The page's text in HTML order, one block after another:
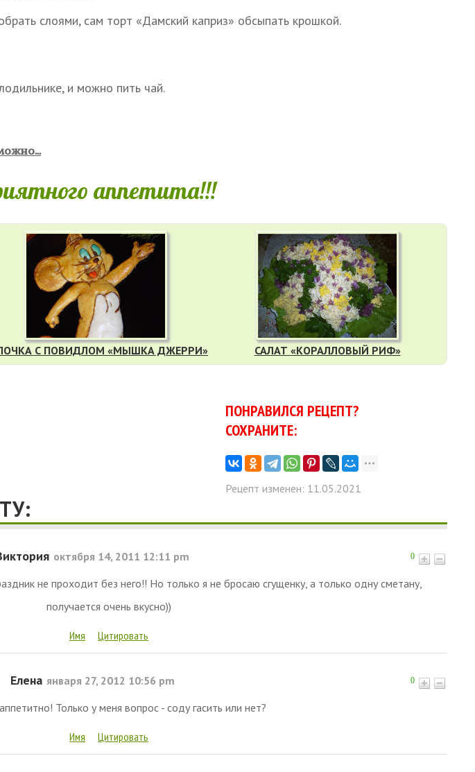
слоями, сам торт «Дамский каприз» обсыпать крошкой.
и можно пить чай.
аппетита!!!
С ПОВИДЛОМ «МЫШКА ДЖЕРРИ» САЛАТ «КОРАЛЛОВЫЙ РИФ»
ПОНРАВИЛСЯ РЕЦЕПТ?
СОХРАНИТЕ:
Рецепт изменен: 11.05.2021
0
октября 14, 2011 12:11 pm
не проходит без него!! Но только я не бросаю сгущенку, а только одну сметану,
получается очень вкусно))
Имя Цитировать
0
Елена января 27, 2012 10:56 pm
Только у меня вопрос - соду гасить или нет?
Имя Цитировать